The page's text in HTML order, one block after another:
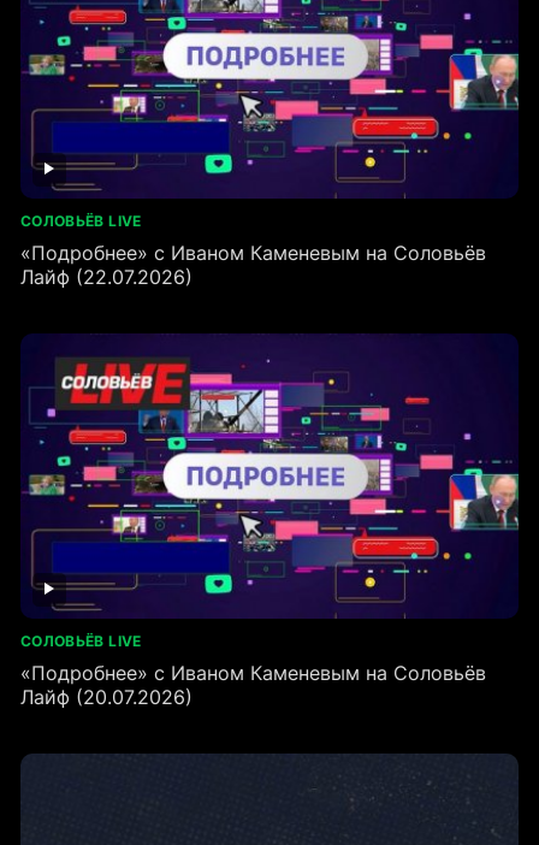
СОЛОВЬЁВ LIVE
«Подробнее» с Иваном Каменевым на Соловьёв
Лайф (22.07.2026)
СОЛОВЬЁВ LIVE
«Подробнее» с Иваном Каменевым на Соловьёв
Лайф (20.07.2026)